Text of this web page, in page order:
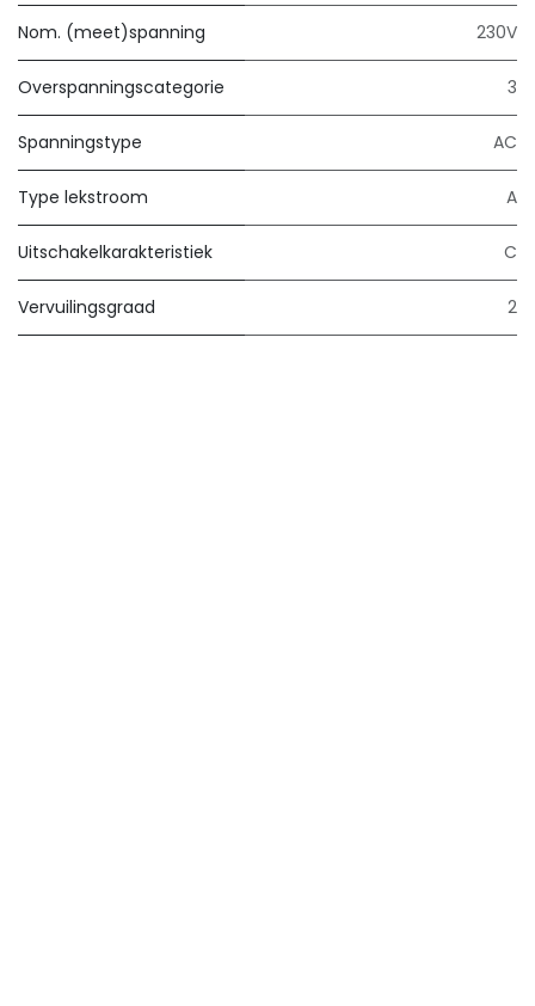
Nom. (meet)spanning 230V
Overspanningscategorie 3
Spanningstype AC
Type lekstroom A
Uitschakelkarakteristiek C
Vervuilingsgraad 2